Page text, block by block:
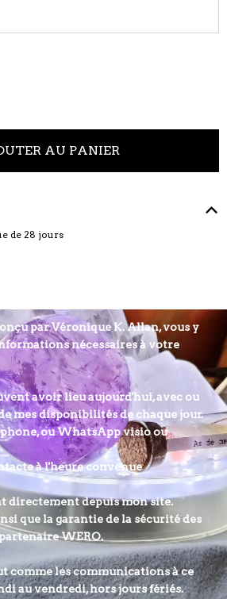
de 28 jours
par Véronique K. Allan, vous y
nécessaires à votre
avoir lieu aujourd'hui, avec ou
mes disponibilités de chaque jour.
ou WhatsApp visio ou
à l'heure convenue
directement depuis mon site.
que la garantie de la sécurité des
WERO.
comme les communications à ce
au vendredi, hors jours fériés.